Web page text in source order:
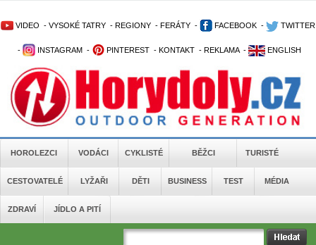
VIDEO - VYSOKÉ TATRY - REGIONY - FERÁTY - FACEBOOK - TWITTER
- INSTAGRAM - PINTEREST - KONTAKT - REKLAMA - ENGLISH
HOROLEZCI VODÁCI CYKLISTÉ BĚŽCI TURISTÉ
CESTOVATELÉ LYŽAŘI DĚTI BUSINESS TEST MÉDIA
ZDRAVÍ JÍDLO A PITÍ